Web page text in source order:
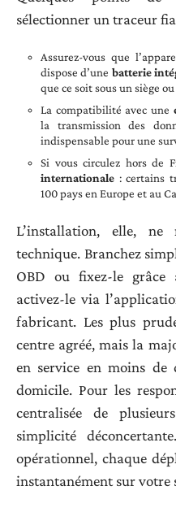
sélectionner un traceur
Assurez-vous que
dispose d’une batterie
que ce soit sous un siège
La compatibilité avec une
la transmission des
indispensable pour une
Si vous circulez hors de
internationale : certains
100 pays en Europe et au
L’installation, elle, ne
technique. Branchez
OBD ou fixez-le grâce
activez-le via
fabricant. Les plus
centre agréé, mais la
en service en moins de
domicile. Pour les
centralisée de
simplicité
opérationnel, chaque
instantanément sur votre